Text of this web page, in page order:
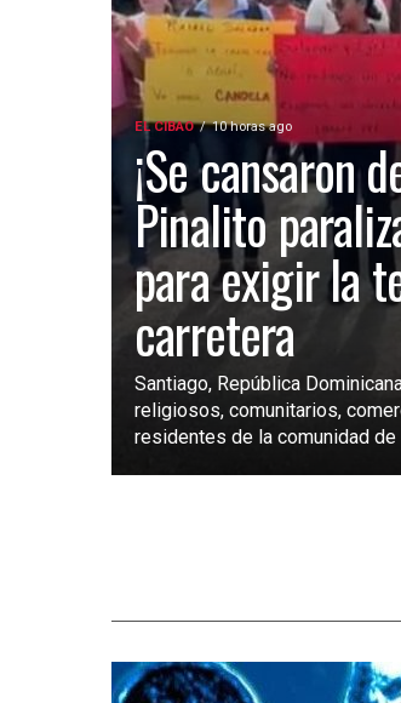
EL CIBAO 10 horas ago
¡Se cansaron
Pinalito
para exigir la
carretera
Santiago, República
religiosos, comunitarios,
residentes de la comunidad